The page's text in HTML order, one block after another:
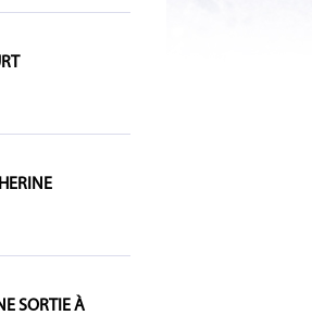
SORTIE À